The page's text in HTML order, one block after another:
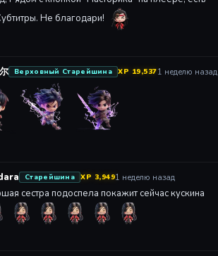
Не благодари!
Верховный Старейшина XP 19,5371 неделю назад
Старейшина XP 3,9491 неделю назад
сестра подоспела покажит сейчас кускина